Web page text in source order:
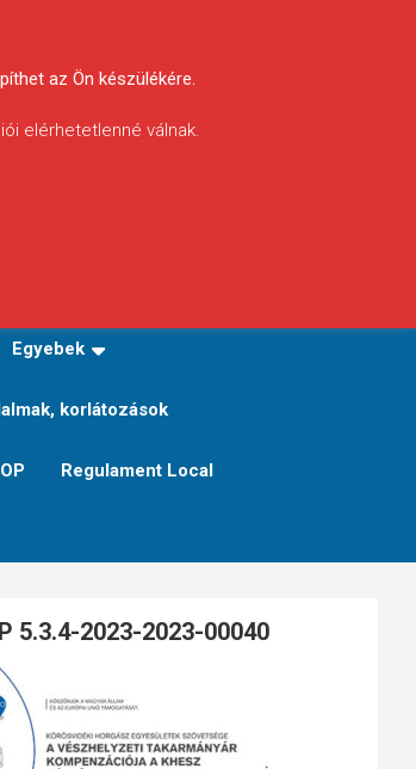
Egyebek
korlátozások
Regulament Local
5.3.4-2023-2023-00040
az Ön készülékére.
elérhetetlenné válnak.